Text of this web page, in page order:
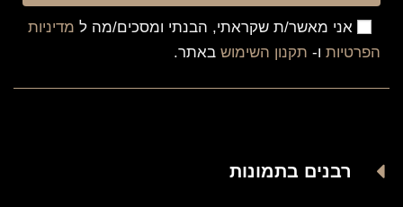
אני מאשר/ת שקראתי, הבנתי ומסכים/מה ל מדיניות
הפרטיות ו- תקנון השימוש באתר.
רבנים בתמונות